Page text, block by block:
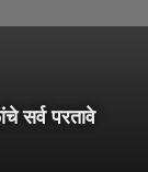
सर्व परतावे